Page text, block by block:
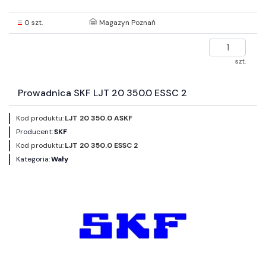
0 szt. Magazyn Poznań
szt.
Prowadnica SKF LJT 20 350.0 ESSC 2
Kod produktu:LJT 20 350.0 ASKF
Producent:SKF
Kod produktu:LJT 20 350.0 ESSC 2
Kategoria:Wały